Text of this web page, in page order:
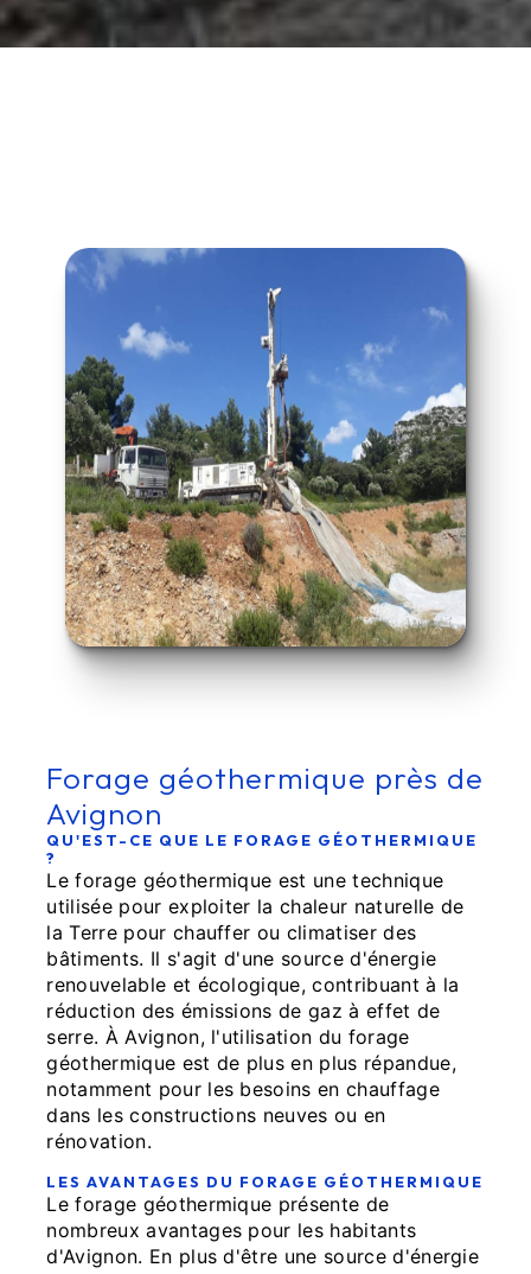
Forage géothermique près de
Avignon
QU'EST-CE QUE LE FORAGE GÉOTHERMIQUE
?
Le forage géothermique est une technique
utilisée pour exploiter la chaleur naturelle de
la Terre pour chauffer ou climatiser des
bâtiments. Il s'agit d'une source d'énergie
renouvelable et écologique, contribuant à la
réduction des émissions de gaz à effet de
serre. À Avignon, l'utilisation du forage
géothermique est de plus en plus répandue,
notamment pour les besoins en chauffage
dans les constructions neuves ou en
rénovation.
LES AVANTAGES DU FORAGE GÉOTHERMIQUE
Le forage géothermique présente de
nombreux avantages pour les habitants
d'Avignon. En plus d'être une source d'énergie